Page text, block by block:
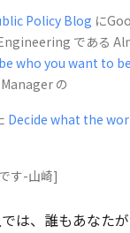
Policy Blog に
である
who you want to
の
Decide what the
す-山崎]
では、誰もあなた